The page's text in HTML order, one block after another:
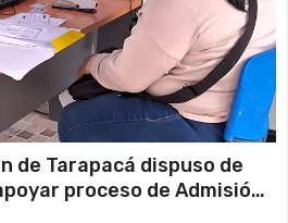
de Tarapacá dispuso de
proceso de Admisión